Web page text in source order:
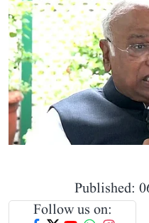
Published:
Follow us on: